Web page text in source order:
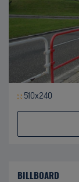
510x240
BILLBOARD